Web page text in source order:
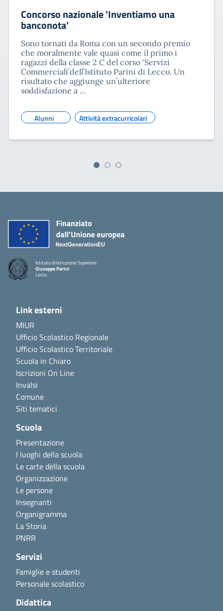
Concorso nazionale 'Inventiamo una
banconota'
Sono tornati da Roma con un secondo premio
che moralmente vale quasi come il primo i
ragazzi della classe 2 C del corso ‘Servizi
Commerciali’dell’Istituto Parini di Lecco. Un
risultato che aggiunge un’ulteriore
soddisfazione a …
Alunni Attività extracurricolari
Istituto di Istruzione Superiore
Giuseppe Parini
Lecco
Link esterni
MIUR
Ufficio Scolastico Regionale
Ufficio Scolastico Territoriale
Scuola in Chiaro
Iscrizioni On Line
Invalsi
Comune
Siti tematici
Scuola
Presentazione
I luoghi della scuola
Le carte della scuola
Organizzazione
Le persone
Insegnanti
Organigramma
La Storia
PNRR
Servizi
Famiglie e studenti
Personale scolastico
Didattica